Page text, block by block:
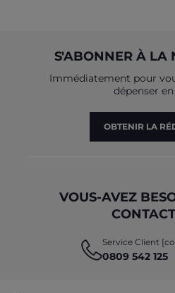
S'ABONNER À LA
Immédiatement pour
dépenser
OBTENIR LA
VOUS-AVEZ
Service Client
0809 542 125